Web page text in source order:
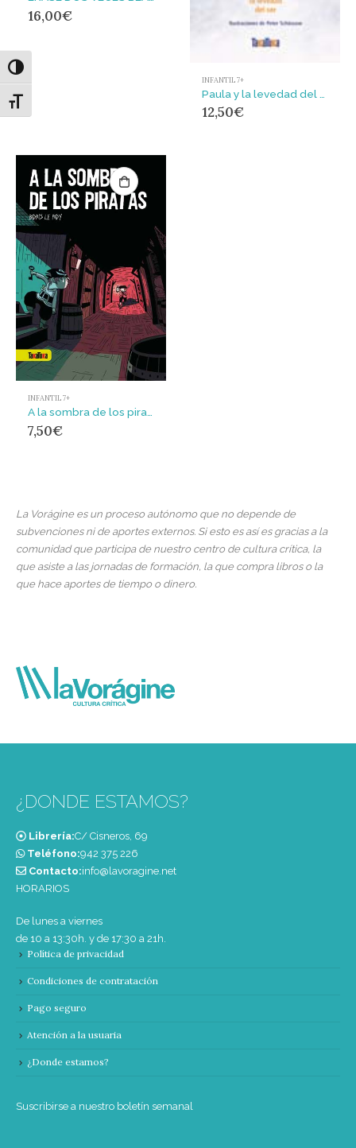
Alternar alto contraste
Alternar tamaño de letra
16,00€
INFANTIL 7+
12,50€
INFANTIL 7+
7,50€
La Vorágine es un proceso autónomo que no depende de
subvenciones ni de aportes externos. Si esto es así es gracias a la
comunidad que participa de nuestro centro de cultura crítica, la
que asiste a las jornadas de formación, la que compra libros o la
que hace aportes de tiempo o dinero.
¿DONDE ESTAMOS?
Librería:C/ Cisneros, 69
Teléfono:‭942 375 226‬
Contacto:info@lavoragine.net
HORARIOS
De lunes a viernes
de 10 a 13:30h. y de 17:30 a 21h.
Política de privacidad
Condiciones de contratación
Pago seguro
Atención a la usuaria
¿Donde estamos?
Suscribirse a nuestro boletín semanal